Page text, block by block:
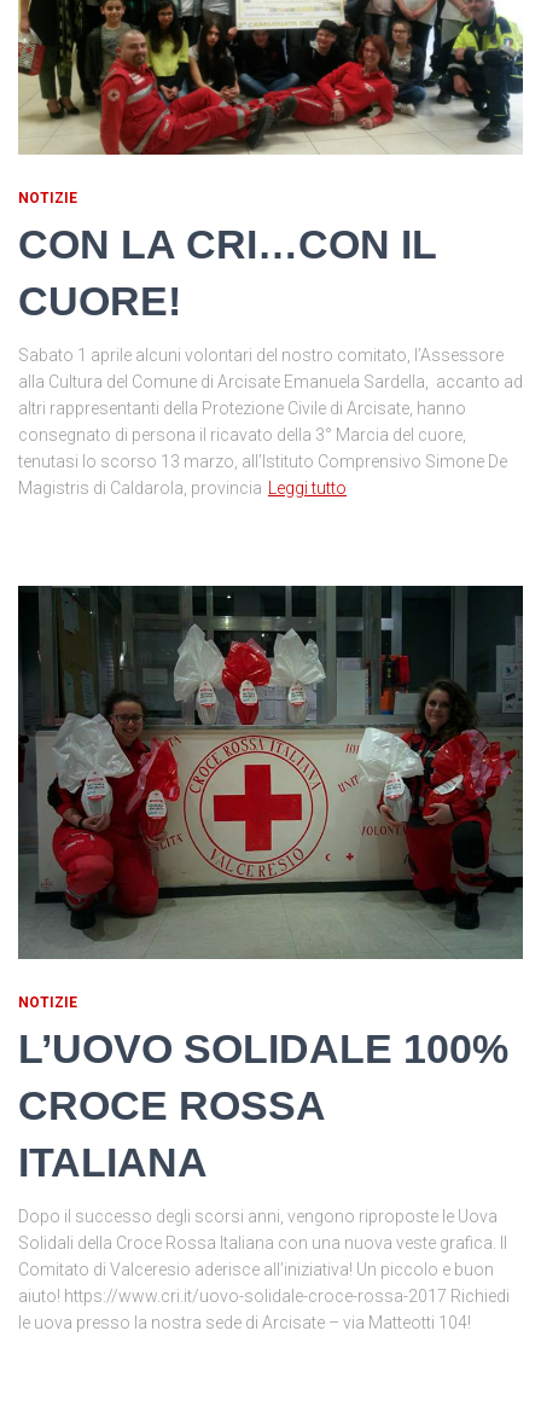
NOTIZIE
CON LA CRI…CON IL
CUORE!
Sabato 1 aprile alcuni volontari del nostro comitato, l’Assessore
alla Cultura del Comune di Arcisate Emanuela Sardella, accanto ad
altri rappresentanti della Protezione Civile di Arcisate, hanno
consegnato di persona il ricavato della 3° Marcia del cuore,
tenutasi lo scorso 13 marzo, all’Istituto Comprensivo Simone De
Magistris di Caldarola, provincia
Leggi tutto
NOTIZIE
L’UOVO SOLIDALE 100%
CROCE ROSSA
ITALIANA
Dopo il successo degli scorsi anni, vengono riproposte le Uova
Solidali della Croce Rossa Italiana con una nuova veste grafica. Il
Comitato di Valceresio aderisce all’iniziativa! Un piccolo e buon
aiuto! https://www.cri.it/uovo-solidale-croce-rossa-2017 Richiedi
le uova presso la nostra sede di Arcisate – via Matteotti 104!